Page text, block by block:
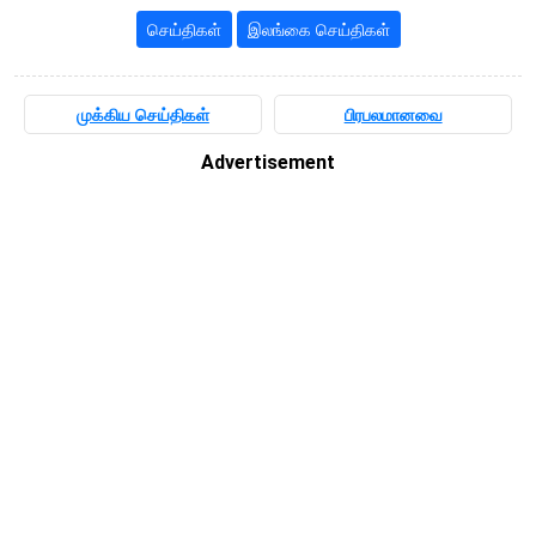
செய்திகள் இலங்கை செய்திகள்
முக்கிய செய்திகள் பிரபலமானவை
Advertisement